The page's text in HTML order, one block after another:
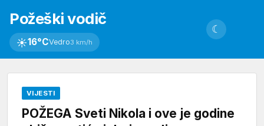
Požeški vodič
☀16°CVedro3 km/h
☾
VIJESTI
POŽEGA Sveti Nikola i ove je godine